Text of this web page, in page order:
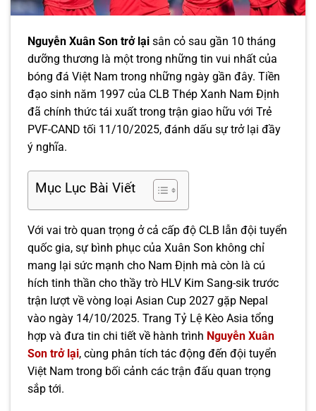
Nguyễn Xuân Son trở lại sân cỏ sau gần 10 tháng
dưỡng thương là một trong những tin vui nhất của
bóng đá Việt Nam trong những ngày gần đây. Tiền
đạo sinh năm 1997 của CLB Thép Xanh Nam Định
đã chính thức tái xuất trong trận giao hữu với Trẻ
PVF-CAND tối 11/10/2025, đánh dấu sự trở lại đầy
ý nghĩa.
Mục Lục Bài Viết
Với vai trò quan trọng ở cả cấp độ CLB lẫn đội tuyển
quốc gia, sự bình phục của Xuân Son không chỉ
mang lại sức mạnh cho Nam Định mà còn là cú
hích tinh thần cho thầy trò HLV Kim Sang-sik trước
trận lượt về vòng loại Asian Cup 2027 gặp Nepal
vào ngày 14/10/2025. Trang Tỷ Lệ Kèo Asia tổng
hợp và đưa tin chi tiết về hành trình Nguyễn Xuân
Son trở lại, cùng phân tích tác động đến đội tuyển
Việt Nam trong bối cảnh các trận đấu quan trọng
sắp tới.